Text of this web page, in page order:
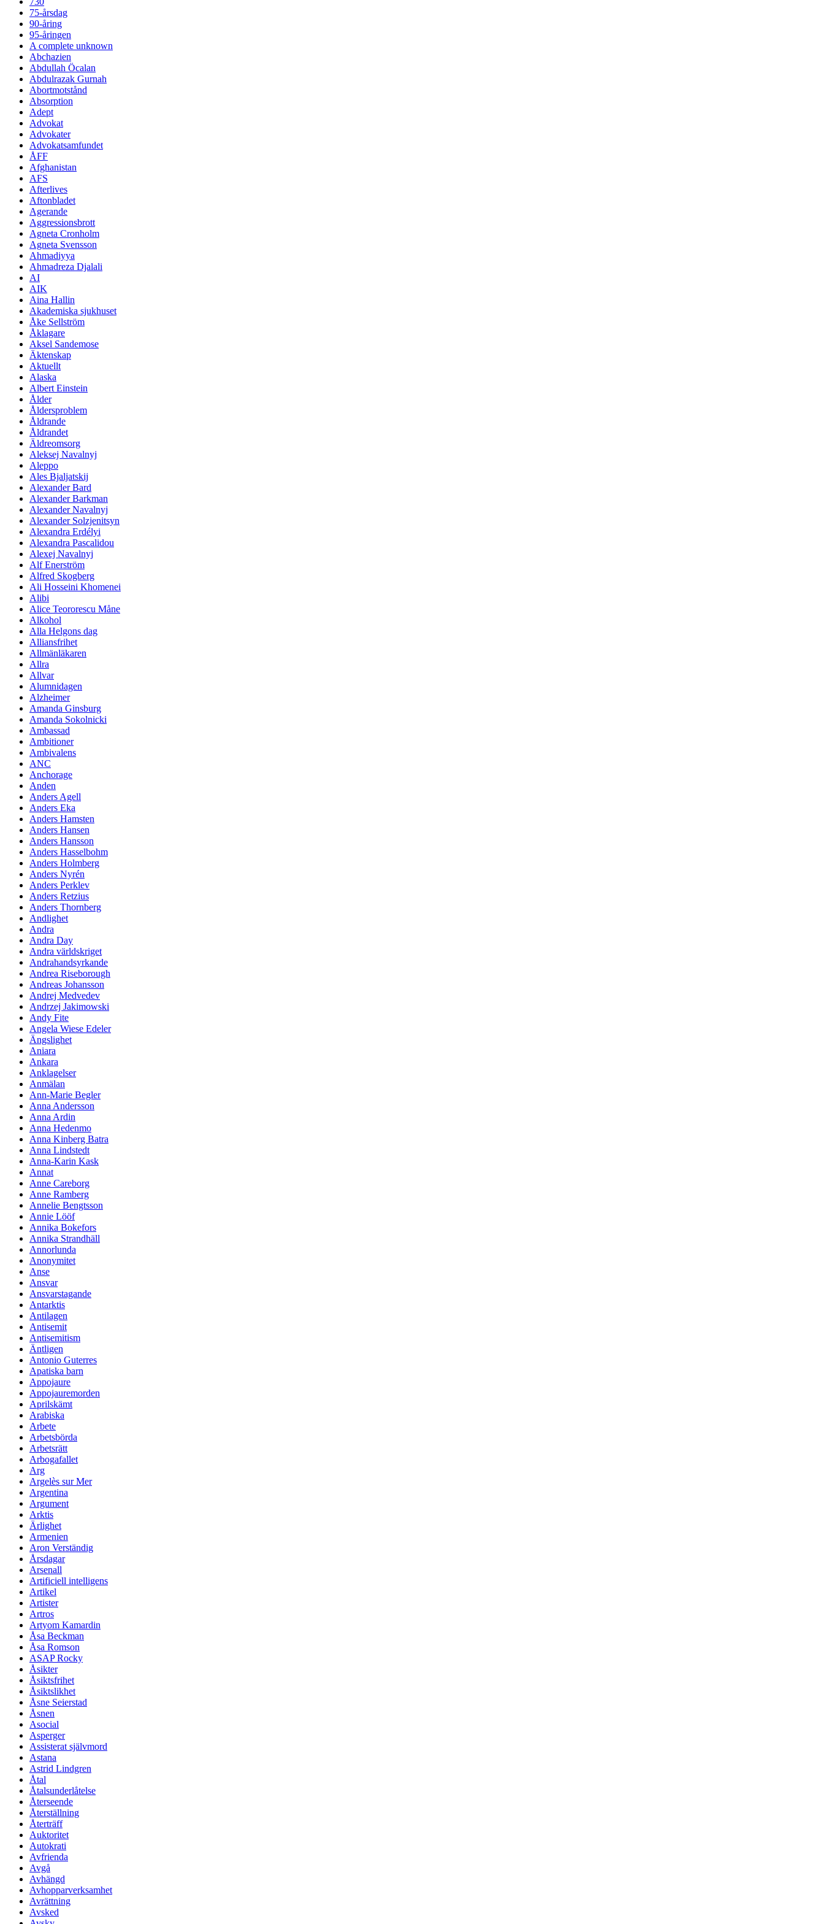
75-årsdag
90-åring
95-åringen
A complete unknown
Abchazien
Abdullah Öcalan
Abdulrazak Gurnah
Abortmotstånd
Absorption
Adept
Advokat
Advokater
Advokatsamfundet
ÅFF
Afghanistan
AFS
Afterlives
Aftonbladet
Agerande
Aggressionsbrott
Agneta Cronholm
Agneta Svensson
Ahmadiyya
Ahmadreza Djalali
AI
AIK
Aina Hallin
Akademiska sjukhuset
Åke Sellström
Åklagare
Aksel Sandemose
Äktenskap
Aktuellt
Alaska
Albert Einstein
Ålder
Åldersproblem
Åldrande
Åldrandet
Äldreomsorg
Aleksej Navalnyj
Aleppo
Ales Bjaljatskij
Alexander Bard
Alexander Barkman
Alexander Navalnyj
Alexander Solzjenitsyn
Alexandra Erdélyi
Alexandra Pascalidou
Alexej Navalnyj
Alf Enerström
Alfred Skogberg
Ali Hosseini Khomenei
Alibi
Alice Teororescu Måne
Alkohol
Alla Helgons dag
Alliansfrihet
Allmänläkaren
Allra
Allvar
Alumnidagen
Alzheimer
Amanda Ginsburg
Amanda Sokolnicki
Ambassad
Ambitioner
Ambivalens
ANC
Anchorage
Anden
Anders Agell
Anders Eka
Anders Hamsten
Anders Hansen
Anders Hansson
Anders Hasselbohm
Anders Holmberg
Anders Nyrén
Anders Perklev
Anders Retzius
Anders Thornberg
Andlighet
Andra
Andra Day
Andra världskriget
Andrahandsyrkande
Andrea Riseborough
Andreas Johansson
Andrej Medvedev
Andrzej Jakimowski
Andy Fite
Angela Wiese Edeler
Ängslighet
Aniara
Ankara
Anklagelser
Anmälan
Ann-Marie Begler
Anna Andersson
Anna Ardin
Anna Hedenmo
Anna Kinberg Batra
Anna Lindstedt
Anna-Karin Kask
Annat
Anne Careborg
Anne Ramberg
Annelie Bengtsson
Annie Lööf
Annika Bokefors
Annika Strandhäll
Annorlunda
Anonymitet
Anse
Ansvar
Ansvarstagande
Antarktis
Antilagen
Antisemit
Antisemitism
Äntligen
Antonio Guterres
Apatiska barn
Appojaure
Appojauremorden
Aprilskämt
Arabiska
Arbete
Arbetsbörda
Arbetsrätt
Arbogafallet
Arg
Argelès sur Mer
Argentina
Argument
Arktis
Ärlighet
Armenien
Aron Verständig
Årsdagar
Arsenall
Artificiell intelligens
Artikel
Artister
Artros
Artyom Kamardin
Åsa Beckman
Åsa Romson
ASAP Rocky
Åsikter
Åsiktsfrihet
Åsiktslikhet
Åsne Seierstad
Åsnen
Asocial
Asperger
Assisterat självmord
Astana
Astrid Lindgren
Åtal
Åtalsunderlåtelse
Återseende
Återställning
Återträff
Auktoritet
Autokrati
Avfrienda
Avgå
Avhängd
Avhopparverksamhet
Avrättning
Avsked